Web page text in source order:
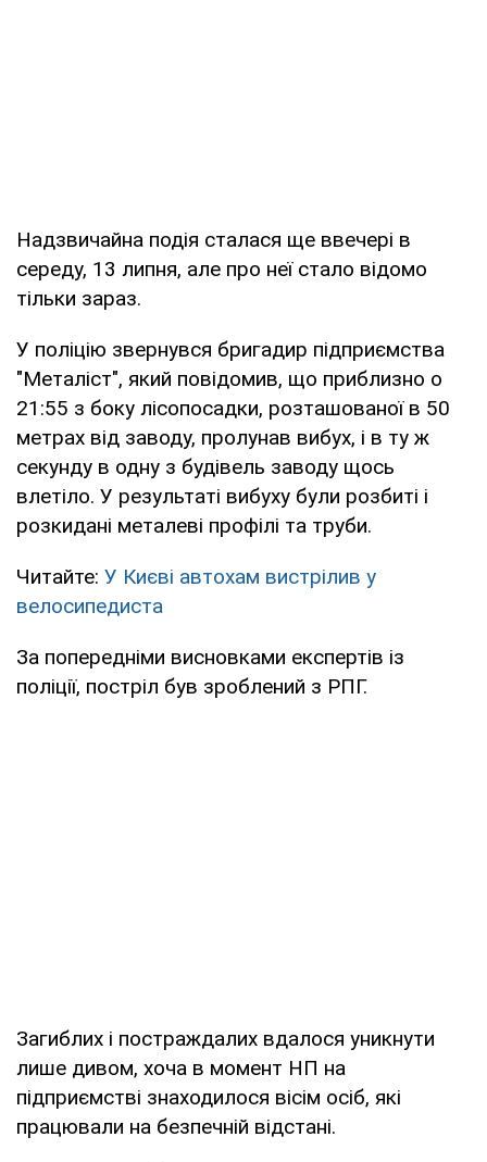
Надзвичайна подія сталася ще ввечері в
середу, 13 липня, але про неї стало відомо
тільки зараз.
У поліцію звернувся бригадир підприємства
"Металіст", який повідомив, що приблизно о
21:55 з боку лісопосадки, розташованої в 50
метрах від заводу, пролунав вибух, і в ту ж
секунду в одну з будівель заводу щось
влетіло. У результаті вибуху були розбиті і
розкидані металеві профілі та труби.
Читайте: У Києві автохам вистрілив у
велосипедиста
За попередніми висновками експертів із
поліції, постріл був зроблений з РПГ.
Загиблих і постраждалих вдалося уникнути
лише дивом, хоча в момент НП на
підприємстві знаходилося вісім осіб, які
працювали на безпечній відстані.